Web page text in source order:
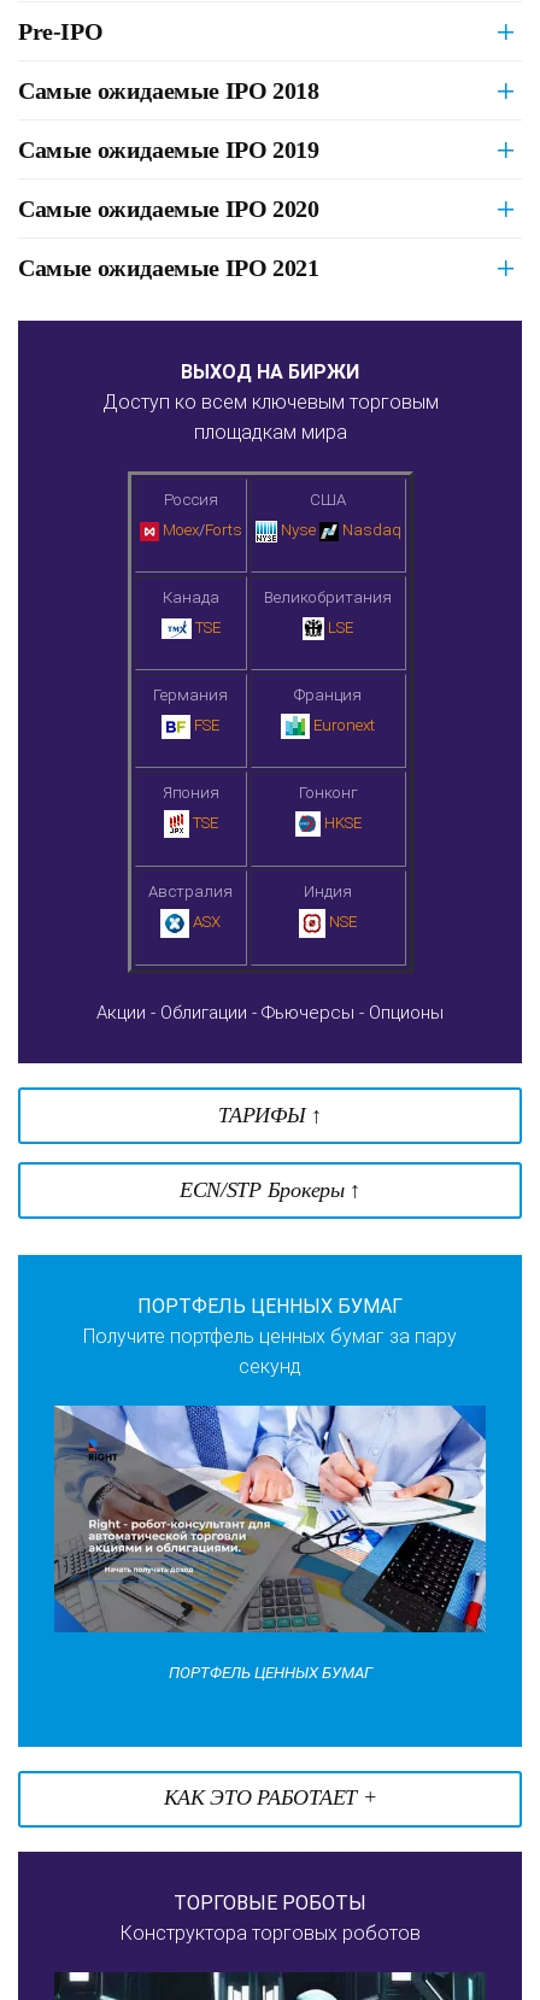
Pre-IPO
Самые ожидаемые IPO 2018
Самые ожидаемые IPO 2019
Самые ожидаемые IPO 2020
Самые ожидаемые IPO 2021
ВЫХОД НА БИРЖИ
Доступ ко всем ключевым торговым
площадкам мира
Россия
Moex/Forts
США
Nyse
Nasdaq
Канада
TSE
Великобритания
LSE
Германия
FSE
Франция
Euronext
Япония
TSE
Гонконг
HKSE
Австралия
ASX
Индия
NSE
Акции - Облигации - Фьючерсы - Опционы
ТАРИФЫ ↑
ECN/STP Брокеры ↑
ПОРТФЕЛЬ ЦЕННЫХ БУМАГ
Получите портфель ценных бумаг за пару
секунд
ПОРТФЕЛЬ ЦЕННЫХ БУМАГ
КАК ЭТО РАБОТАЕТ +
ТОРГОВЫЕ РОБОТЫ
Конструктора торговых роботов